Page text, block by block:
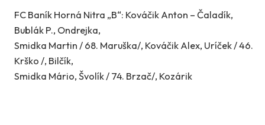
FC Baník Horná Nitra „B“: Kováčik Anton – Čaladík,
Bublák P., Ondrejka,
Smidka Martin / 68. Maruška/, Kováčik Alex, Uríček / 46.
Krško /, Bilčík,
Smidka Mário, Švolík / 74. Brzač/, Kozárik